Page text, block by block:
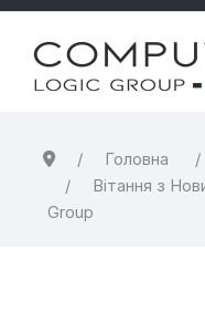
Головна
Вітання з
Group